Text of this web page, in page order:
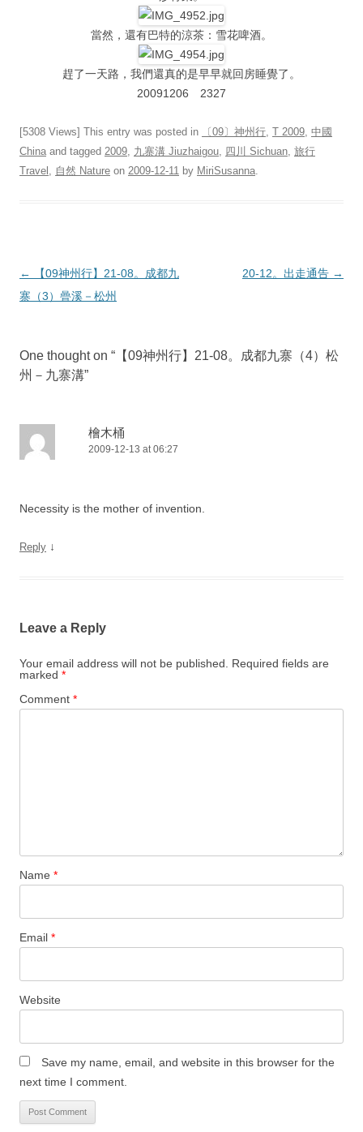
當然，還有巴特的涼茶：雪花啤酒。
趕了一天路，我們還真的是早早就回房睡覺了。
20091206 2327
[5308 Views] This entry was posted in 〔09〕神州行, T 2009, 中國
China and tagged 2009, 九寨溝 Jiuzhaigou, 四川 Sichuan, 旅行
Travel , 自然 Nature on 2009-12-11 by MiriSusanna.
Post
navigation
←
【09神州行】21-08。成都九
寨（3）曡溪－松州
20-12。出走通告 →
One thought on “ 【09神州行】21-08。成都九寨（4）松
州－九寨溝”
檜木桶
2009-12-13 at 06:27
Necessity is the mother of invention.
Reply ↓
Leave a Reply
Your email address will not be published.
Required fields are
marked *
Comment *
Name *
Email *
Website
Save my name, email, and website in this browser for the
next time I comment.